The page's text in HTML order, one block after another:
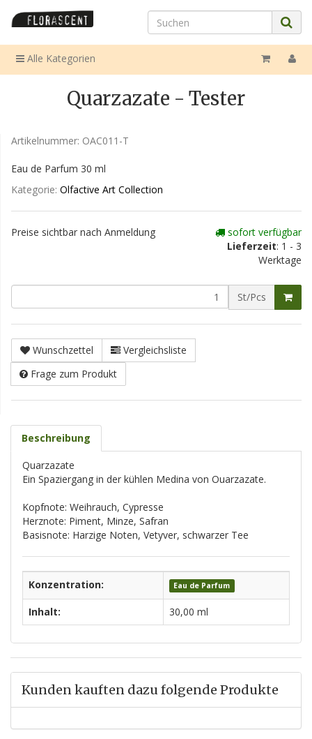
Alle Kategorien
Quarzazate - Tester
Artikelnummer: OAC011-T
Eau de Parfum 30 ml
Kategorie: Olfactive Art Collection
Preise sichtbar nach Anmeldung
sofort verfügbar
Lieferzeit: 1 - 3
Werktage
St/Pcs
Wunschzettel
Vergleichsliste
Frage zum Produkt
Beschreibung
Quarzazate
Ein Spaziergang in der kühlen Medina von Ouarzazate.
Kopfnote: Weihrauch, Cypresse
Herznote: Piment, Minze, Safran
Basisnote: Harzige Noten, Vetyver, schwarzer Tee
Konzentration: Eau de Parfum
Inhalt: 30,00 ml
Kunden kauften dazu folgende Produkte